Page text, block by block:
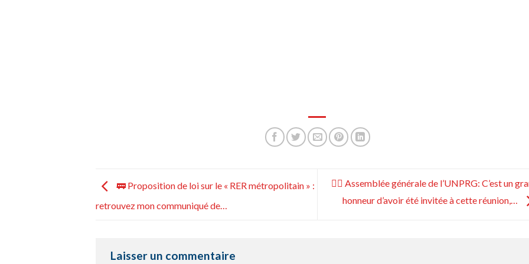
🚃 Proposition de loi sur le « RER métropolitain » :
retrouvez mon communiqué de…
👮‍♀️ Assemblée générale de l’UNPRG: C’est un
honneur d’avoir été invitée à cette réunion,…
Laisser un commentaire